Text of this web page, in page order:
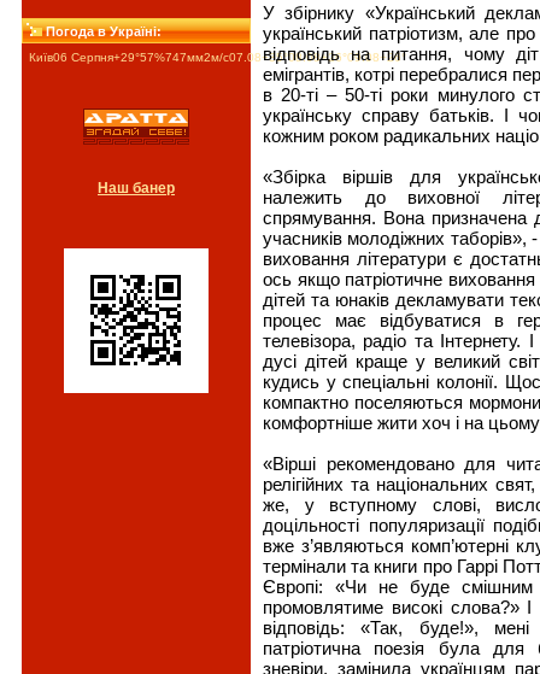
Погода в Україні:
Київ06 Серпня+29°57%747мм2м/c07.08+35°08.08+26°09.08+26°
Наш банер
У збірнику «Український
український патріотизм, але
відповідь на питання, чому
емігрантів, котрі перебралися
в 20-ті – 50-ті роки минулого
українську справу батьків. І
кожним роком радикальних
«Збірка віршів для
належить до виховної
спрямування. Вона призначена
учасників молодіжних таборів»,
виховання літератури є
ось якщо патріотичне
дітей та юнаків декламувати
процес має відбуватися в
телевізора, радіо та Інтернету.
дусі дітей краще у великий
кудись у спеціальні колонії.
компактно поселяються
комфортніше жити хоч і на цьому
«Вірші рекомендовано для
релігійних та національних
же, у вступному слові,
доцільності популяризації
вже з’являються комп’ютерні
термінали та книги про Гаррі
Європі: «Чи не буде смішним
промовлятиме високі слова?»
відповідь: «Так, буде!»,
патріотична поезія була для
зневіри, замінила українцям